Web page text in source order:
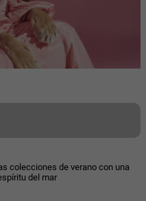
colecciones de verano con una
del mar